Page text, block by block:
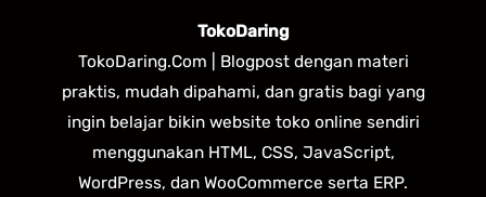
TokoDaring
TokoDaring.Com | Blogpost dengan materi
praktis, mudah dipahami, dan gratis bagi yang
ingin belajar bikin website toko online sendiri
menggunakan HTML, CSS, JavaScript,
WordPress, dan WooCommerce serta ERP.